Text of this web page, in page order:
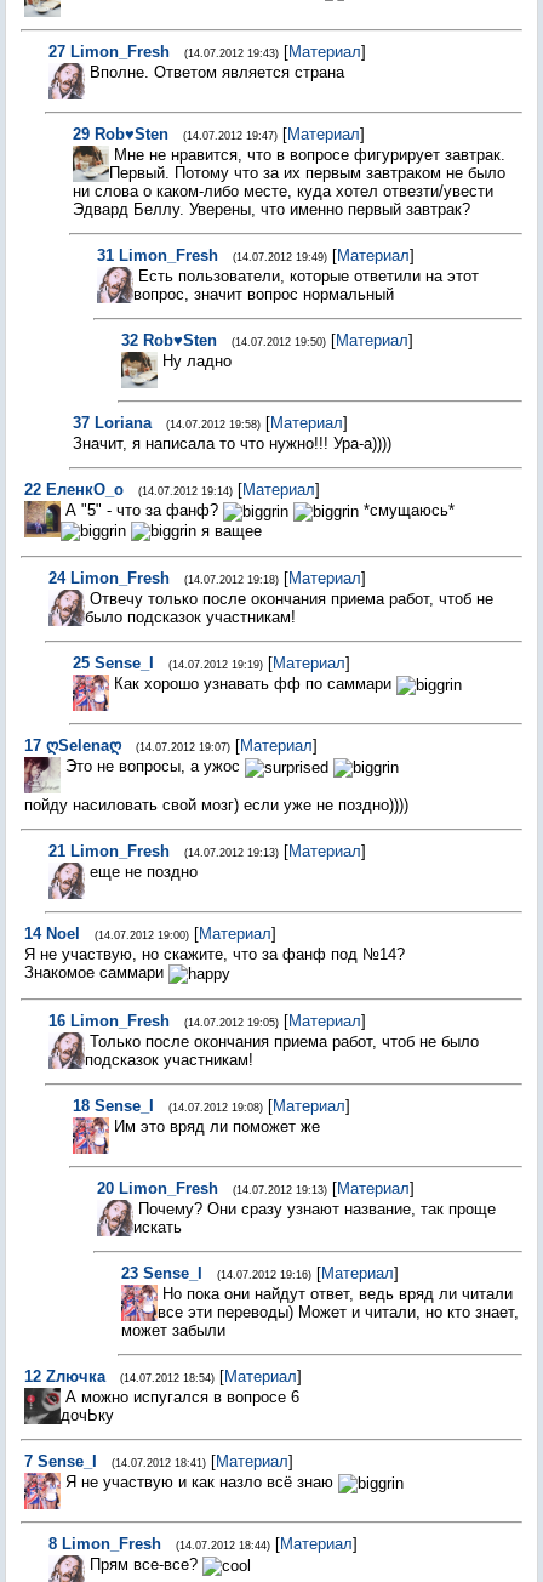
27 Limon_Fresh (14.07.2012 19:43) [Материал]
Вполне. Ответом является страна
29 Rob♥Sten (14.07.2012 19:47) [Материал]
Мне не нравится, что в вопросе фигурирует завтрак.
Первый. Потому что за их первым завтраком не было
ни слова о каком-либо месте, куда хотел отвезти/увести
Эдвард Беллу. Уверены, что именно первый завтрак?
31 Limon_Fresh (14.07.2012 19:49) [Материал]
Есть пользователи, которые ответили на этот
вопрос, значит вопрос нормальный
32 Rob♥Sten (14.07.2012 19:50) [Материал]
Ну ладно
37 Loriana (14.07.2012 19:58) [Материал]
Значит, я написала то что нужно!!! Ура-а))))
22 ЕленкО_о (14.07.2012 19:14) [Материал]
А "5" - что за фанф?
*смущаюсь*
я ващее
24 Limon_Fresh (14.07.2012 19:18) [Материал]
Отвечу только после окончания приема работ, чтоб не
было подсказок участникам!
25 Sense_I (14.07.2012 19:19) [Материал]
Как хорошо узнавать фф по саммари
17 ღSelenaღ (14.07.2012 19:07) [Материал]
Это не вопросы, а ужос
пойду насиловать свой мозг) если уже не поздно))))
21 Limon_Fresh (14.07.2012 19:13) [Материал]
еще не поздно
14 Noel (14.07.2012 19:00) [Материал]
Я не участвую, но скажите, что за фанф под №14?
Знакомое саммари
16 Limon_Fresh (14.07.2012 19:05) [Материал]
Только после окончания приема работ, чтоб не было
подсказок участникам!
18 Sense_I (14.07.2012 19:08) [Материал]
Им это вряд ли поможет же
20 Limon_Fresh (14.07.2012 19:13) [Материал]
Почему? Они сразу узнают название, так проще
искать
23 Sense_I (14.07.2012 19:16) [Материал]
Но пока они найдут ответ, ведь вряд ли читали
все эти переводы) Может и читали, но кто знает,
может забыли
12 Zлючка (14.07.2012 18:54) [Материал]
А можно испугался в вопросе 6
дочЬку
7 Sense_I (14.07.2012 18:41) [Материал]
Я не участвую и как назло всё знаю
8 Limon_Fresh (14.07.2012 18:44) [Материал]
Прям все-все?